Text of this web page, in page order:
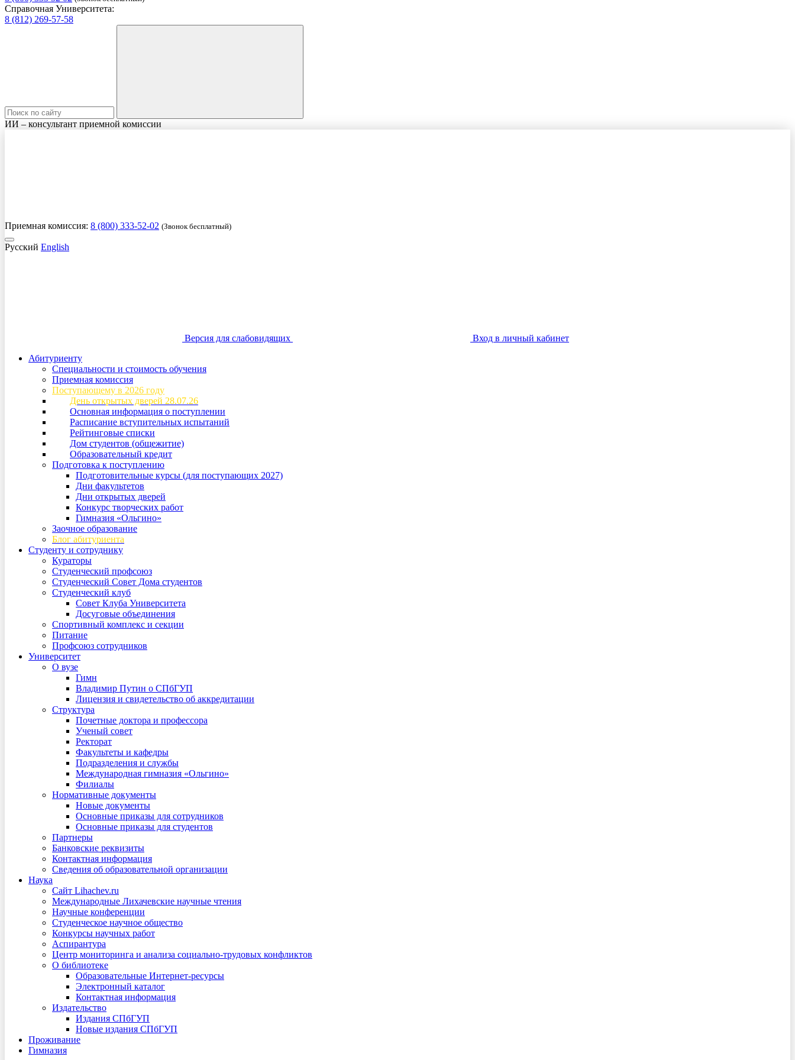
Справочная Университета:
8 (812) 269-57-58
ИИ – консультант приемной комиссии
Приемная комиссия: 8 (800) 333-52-02 (Звонок бесплатный)
Русский English
Версия для слабовидящих
Вход в личный кабинет
Абитуриенту
Специальности и стоимость обучения
Приемная комиссия
Поступающему в 2026 году
День открытых дверей 28.07.26
Основная информация о поступлении
Расписание вступительных испытаний
Рейтинговые списки
Дом студентов (общежитие)
Образовательный кредит
Подготовка к поступлению
Подготовительные курсы (для поступающих 2027)
Дни факультетов
Дни открытых дверей
Конкурс творческих работ
Гимназия «Ольгино»
Заочное образование
Блог абитуриента
Студенту и сотруднику
Кураторы
Студенческий профсоюз
Студенческий Совет Дома студентов
Студенческий клуб
Совет Клуба Университета
Досуговые объединения
Спортивный комплекс и секции
Питание
Профсоюз сотрудников
Университет
О вузе
Гимн
Владимир Путин о СПбГУП
Лицензия и свидетельство об аккредитации
Структура
Почетные доктора и профессора
Ученый совет
Ректорат
Факультеты и кафедры
Подразделения и службы
Международная гимназия «Ольгино»
Филиалы
Нормативные документы
Новые документы
Основные приказы для сотрудников
Основные приказы для студентов
Партнеры
Банковские реквизиты
Контактная информация
Сведения об образовательной организации
Наука
Сайт Lihachev.ru
Международные Лихачевские научные чтения
Научные конференции
Студенческое научное общество
Конкурсы научных работ
Аспирантура
Центр мониторинга и анализа социально-трудовых конфликтов
О библиотеке
Образовательные Интернет-ресурсы
Электронный каталог
Контактная информация
Издательство
Издания СПбГУП
Новые издания СПбГУП
Проживание
Гимназия